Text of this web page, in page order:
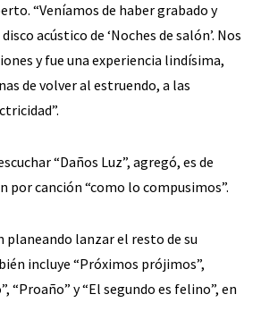
“Veníamos de haber grabado y
acústico de ‘Noches de salón’. Nos
y fue una experiencia lindísima,
de volver al estruendo, a las
“Daños Luz”, agregó, es de
por canción “como lo compusimos”.
lanzar el resto de su
incluye “Próximos prójimos”,
“Proaño” y “El segundo es felino”, en